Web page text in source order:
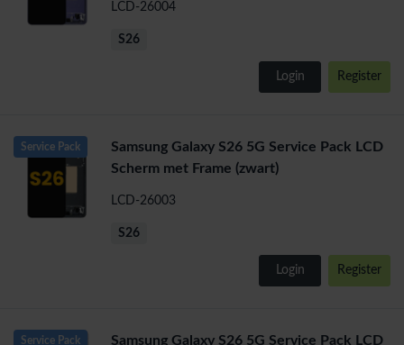
LCD-26004
S26
Login Register
Service Pack
Samsung Galaxy S26 5G Service Pack LCD
Scherm met Frame (zwart)
LCD-26003
S26
Login Register
Service Pack
Samsung Galaxy S26 5G Service Pack LCD